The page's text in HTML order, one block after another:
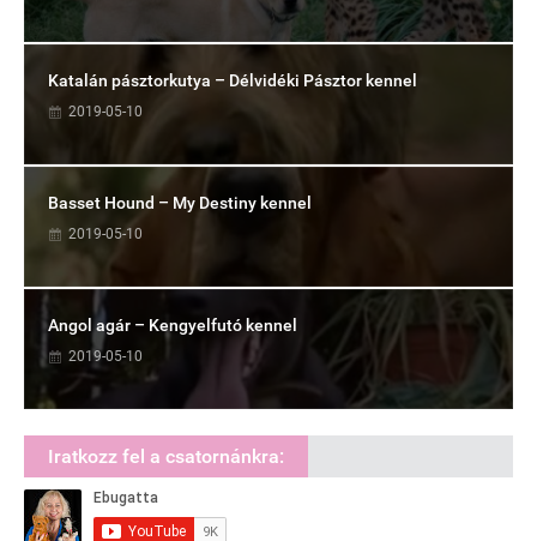
Katalán pásztorkutya – Délvidéki Pásztor kennel
2019-05-10
Basset Hound – My Destiny kennel
2019-05-10
Angol agár – Kengyelfutó kennel
2019-05-10
Iratkozz fel a csatornánkra: